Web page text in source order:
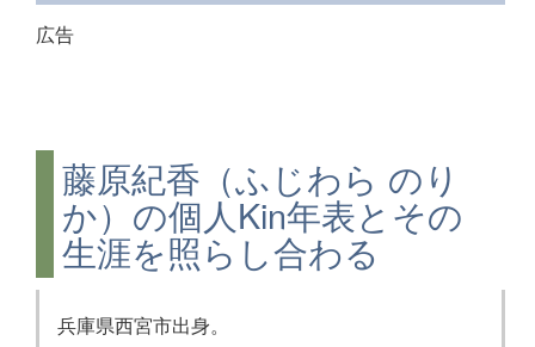
広告
藤原紀香（ふじわら のり
か）の個人Kin年表とその
生涯を照らし合わる
兵庫県西宮市出身。